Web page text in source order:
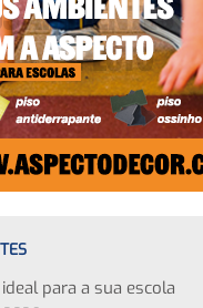
para a sua escola